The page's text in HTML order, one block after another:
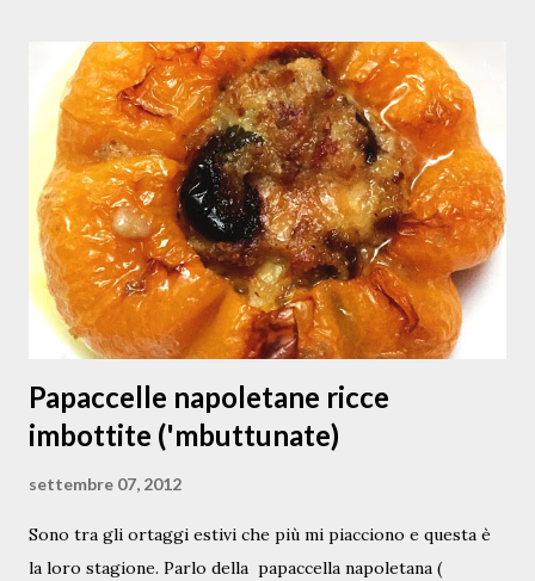
c
m
e
n
o
Papaccelle napoletane ricce
imbottite ('mbuttunate)
settembre 07, 2012
Sono tra gli ortaggi estivi che più mi piacciono e questa è
la loro stagione. Parlo della papaccella napoletana (